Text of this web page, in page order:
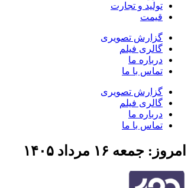
تولید و تجارت
قیمت
گزارش تصویری
گالری فیلم
درباره ما
تماس با ما
گزارش تصویری
گالری فیلم
درباره ما
تماس با ما
امروز: جمعه ۱۶ مرداد ۱۴۰۵